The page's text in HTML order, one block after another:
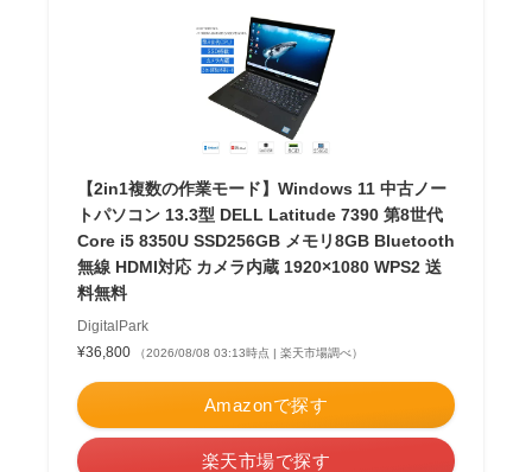
【2in1複数の作業モード】Windows 11 中古ノー
トパソコン 13.3型 DELL Latitude 7390 第8世代
Core i5 8350U SSD256GB メモリ8GB Bluetooth
無線 HDMI対応 カメラ内蔵 1920×1080 WPS2 送
料無料
DigitalPark
¥36,800
（2026/08/08 03:13時点 | 楽天市場調べ）
Amazonで探す
楽天市場で探す